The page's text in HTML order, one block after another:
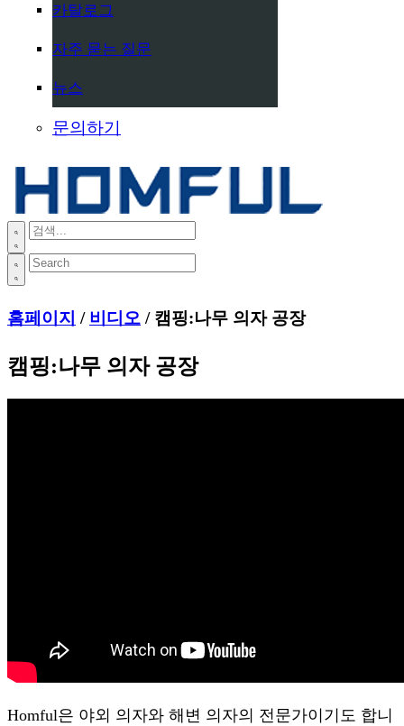
카탈로그
자주 묻는 질문
뉴스
문의하기
홈페이지 / 비디오 / 캠핑:나무 의자 공장
캠핑:나무 의자 공장
Homful은 야외 의자와 해변 의자의 전문가이기도 합니